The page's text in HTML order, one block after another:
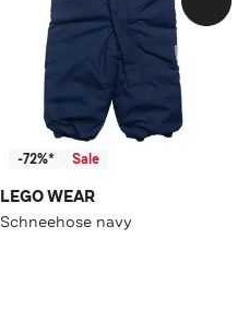
-72%* Sale
LEGO WEAR
Schneehose navy